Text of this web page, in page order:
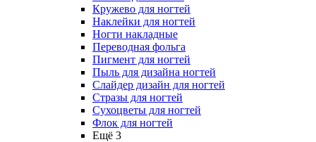
Кружево для ногтей
Наклейки для ногтей
Ногти накладные
Переводная фольга
Пигмент для ногтей
Пыль для дизайна ногтей
Слайдер дизайн для ногтей
Стразы для ногтей
Сухоцветы для ногтей
Флок для ногтей
Ещё 3